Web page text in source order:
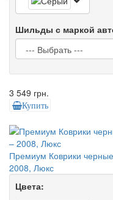
Шильды с маркой
3 549 грн.
Купить
Премиум Коврики
2008, Люкс
Цвета: